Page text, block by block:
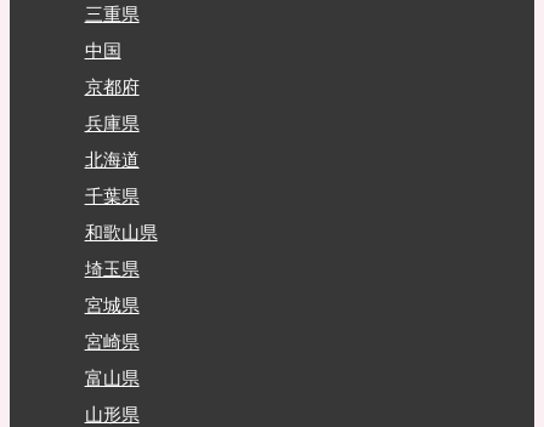
三重県
中国
京都府
兵庫県
北海道
千葉県
和歌山県
埼玉県
宮城県
宮崎県
富山県
山形県